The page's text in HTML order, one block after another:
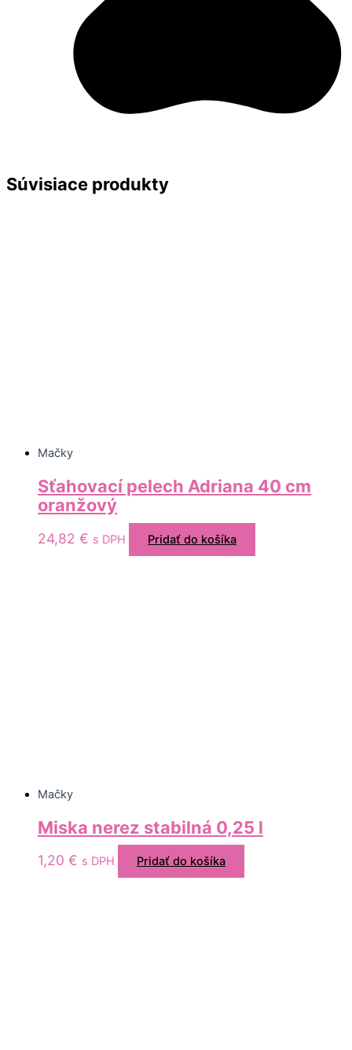
Súvisiace produkty
Mačky
Sťahovací pelech Adriana 40 cm
oranžový
24,82 € s DPH Pridať do košíka
Mačky
Miska nerez stabilná 0,25 l
1,20 € s DPH Pridať do košíka